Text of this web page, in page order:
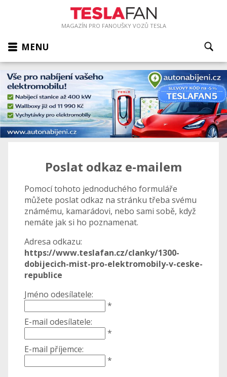
MAGAZÍN PRO FANOUŠKY VOZŮ TESLA
MENU
Poslat odkaz e-mailem
Pomocí tohoto jednoduchého formuláře
můžete poslat odkaz na stránku třeba svému
známému, kamarádovi, nebo sami sobě, když
nemáte jak si ho poznamenat.
Adresa odkazu:
https://www.teslafan.cz/clanky/1300-
dobijecich-mist-pro-elektromobily-v-ceske-
republice
Jméno odesílatele:
*
E-mail odesílatele:
*
E-mail příjemce:
*